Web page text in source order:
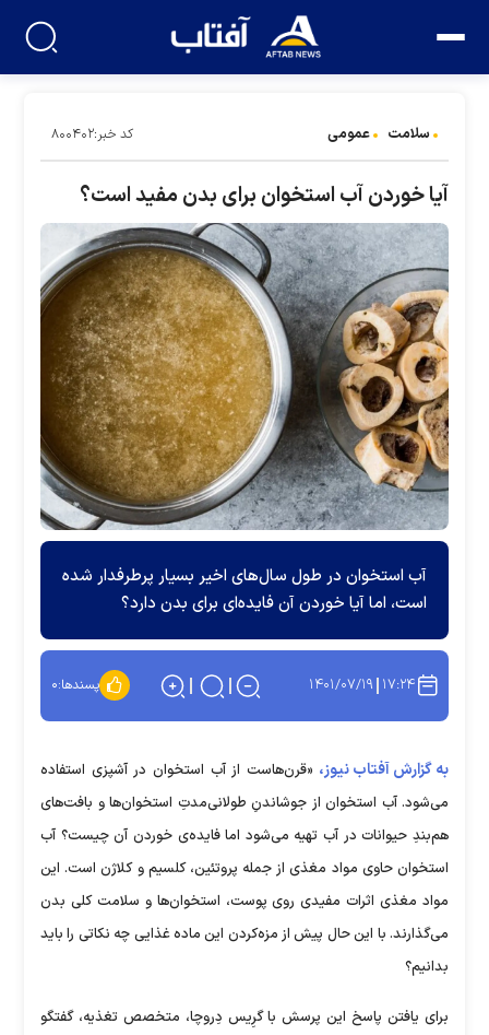
سلامت عمومی کد خبر:۸۰۰۴۰۲
آیا خوردن آب استخوان برای بدن مفید است؟
آب استخوان در طول سال‌های اخیر بسیار پرطرفدار شده
است، اما آیا خوردن آن فایده‌ای برای بدن دارد؟
۱۷:۲۴ ۱۴۰۱/۰۷/۱۹ پسندها:۰
به گزارش آفتاب نیوز، «قرن‌هاست از آب استخوان در آشپزی استفاده
می‌شود. آب استخوان از جوشاندنِ طولانی‌مدتِ استخوان‌ها و بافت‌های
هم‌بندِ حیوانات در آب تهیه می‌شود اما فایده‌ی خوردن آن چیست؟ آب
استخوان حاوی مواد مغذی از جمله پروتئین، کلسیم و کلاژن است. این
مواد مغذی اثرات مفیدی روی پوست، استخوان‌ها و سلامت کلی بدن
می‌گذارند. با این حال پیش از مزه‌کردن این ماده غذایی چه نکاتی را باید
بدانیم؟
برای یافتن پاسخ این پرسش با گرِیس دِروچا، متخصص تغذیه، گفتگو